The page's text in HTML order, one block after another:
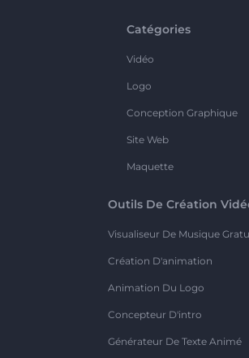
Catégories
Vidéo
Logo
Conception Graphique
Site Web
Maquette
Outils De Création
Visualiseur De Musique
Création D'animation
Animation Du Logo
Concepteur D'intro
Générateur De Texte Animé